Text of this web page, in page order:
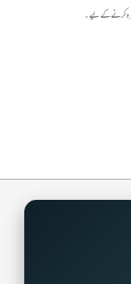
کرنے کےلیے۔